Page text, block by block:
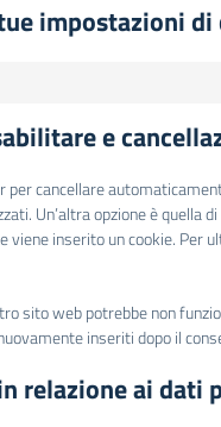
impostazioni di
e
per cancellare
Un’altra opzione è
viene inserito un cookie. Per
sito web potrebbe non
inseriti dopo il
relazione ai dati